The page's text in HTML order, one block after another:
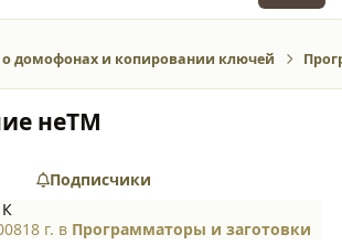
о домофонах и копировании ключей
неTM
Подписчики
18 г. в Программаторы и заготовки